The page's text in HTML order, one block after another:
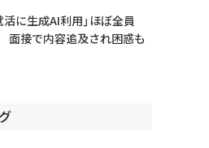
活に生成AI利用」ほぼ全員
接で内容追及され困惑も